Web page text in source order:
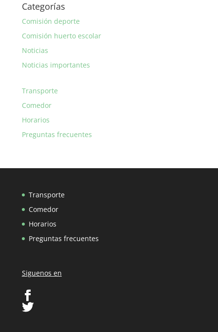
Categorías
Comisión deporte
Comisión huerto escolar
Noticias
Noticias importantes
Transporte
Comedor
Horarios
Preguntas frecuentes
Transporte
Comedor
Horarios
Preguntas frecuentes
Siguenos en